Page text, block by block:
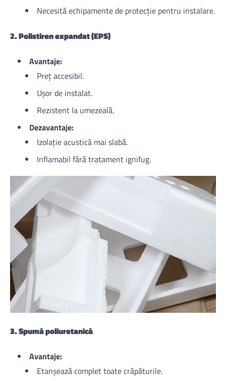
Necesită echipamente de protecție pentru instalare.
2. Polistiren expandat (EPS)
Avantaje:
Preț accesibil.
Ușor de instalat.
Rezistent la umezeală.
Dezavantaje:
Izolație acustică mai slabă.
Inflamabil fără tratament ignifug.
3. Spumă poliuretanică
Avantaje:
Etanșează complet toate crăpăturile.